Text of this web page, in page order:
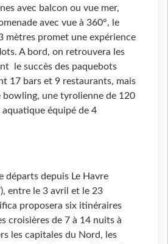
avec balcon ou vue mer,
avec vue à 360°, le
mètres promet une expérience
A bord, on retrouvera les
le succès des paquebots
17 bars et 9 restaurants, mais
bowling, une tyrolienne de 120
équipé de 4
départs depuis Le Havre
entre le 3 avril et le 23
proposera six itinéraires
croisières de 7 à 14 nuits à
les capitales du Nord, les